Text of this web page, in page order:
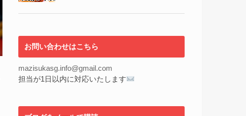
お問い合わせはこちら
mazisukasg.info@gmail.com
担当が1日以内に対応いたします